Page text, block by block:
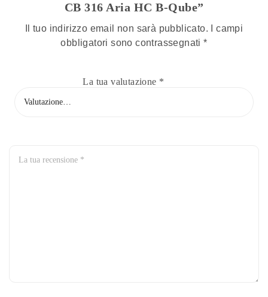
CB 316 Aria HC B-Qube”
Il tuo indirizzo email non sarà pubblicato.
I campi
obbligatori sono contrassegnati*
La tua valutazione *